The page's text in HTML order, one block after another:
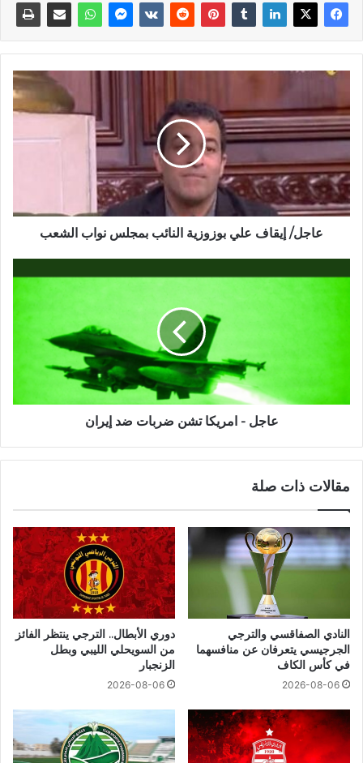
عاجل/ إيقاف علي بوزوزية النائب بمجلس نواب الشعب
عاجل - امريكا تشن ضربات ضد إيران
مقالات ذات صلة
النادي الصفاقسي والترجي
الجرجيسي يتعرفان عن منافسهما
في كأس الكاف
2026-08-06
دوري الأبطال.. الترجي ينتظر الفائز
من السويحلي الليبي وبطل
الزنجبار
2026-08-06